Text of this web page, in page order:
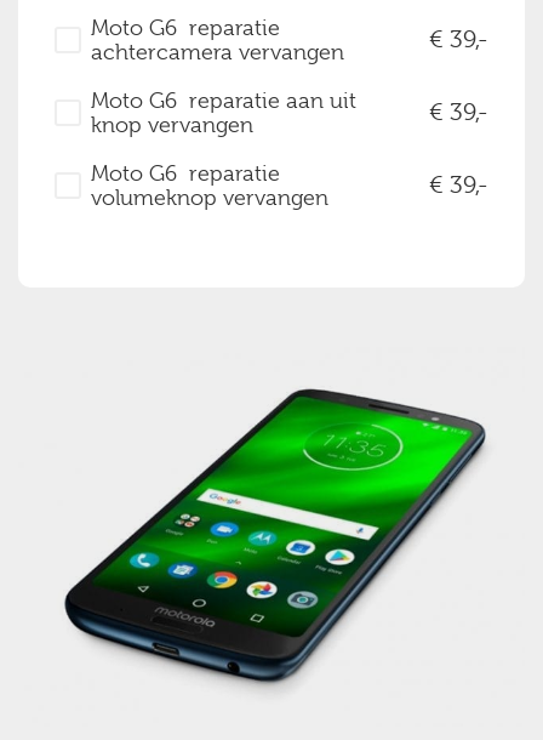
Moto G6 reparatie
achtercamera vervangen
39,-
Moto G6 reparatie aan uit
knop vervangen
39,-
Moto G6 reparatie
volumeknop vervangen
39,-